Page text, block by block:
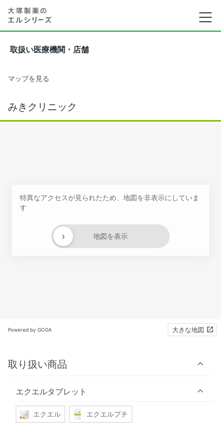
取扱い医療機関・店舗
マップを見る
みきクリニック
特異なアクセスが見られたため、地図を非表示にしていま
す
地図を表示
›
Powered by GOGA 大きな地図
取り扱い商品
エクエルタブレット
エクエル エクエルプチ